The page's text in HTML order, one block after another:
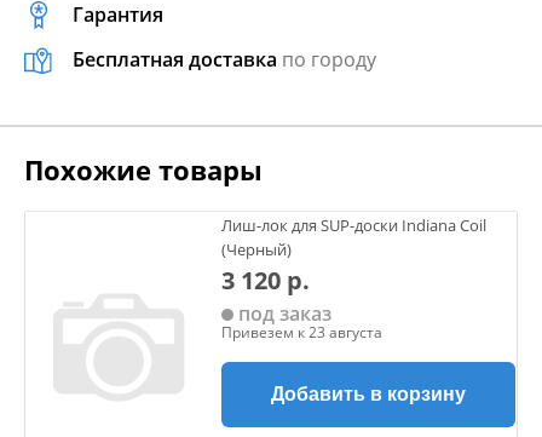
Гарантия
Бесплатная доставка по городу
Похожие товары
Лиш-лок для SUP-доски Indiana Coil
(Черный)
3 120 р.
под заказ
Привезем к 23 августа
Добавить в корзину